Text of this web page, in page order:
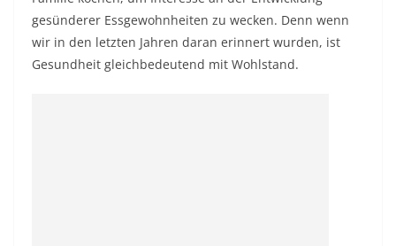
gesünderer Essgewohnheiten zu wecken. Denn wenn
wir in den letzten Jahren daran erinnert wurden, ist
Gesundheit gleichbedeutend mit Wohlstand.